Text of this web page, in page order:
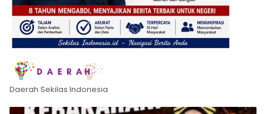
Daerah Sekilas Indonesia